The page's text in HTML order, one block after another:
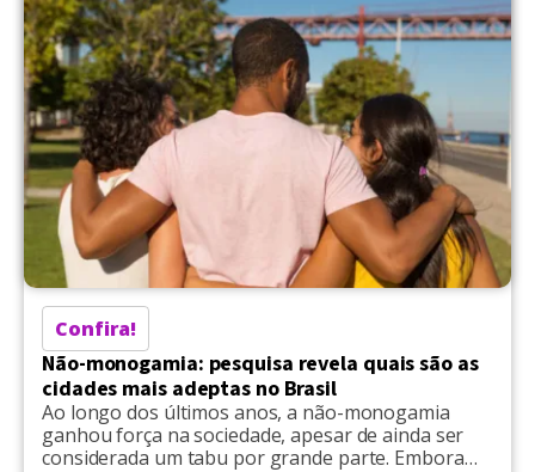
outras.” O texto, identificado como uma Nota
Doutrinal sobre o […]
Confira!
Não-monogamia: pesquisa revela quais são as
cidades mais adeptas no Brasil
Ao longo dos últimos anos, a não-monogamia
ganhou força na sociedade, apesar de ainda ser
considerada um tabu por grande parte. Embora